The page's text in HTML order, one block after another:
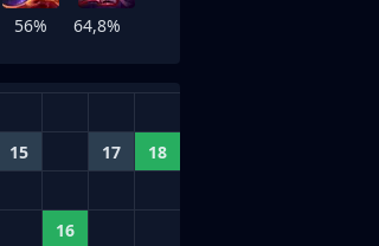
56% 64,8%
15 17 18
16